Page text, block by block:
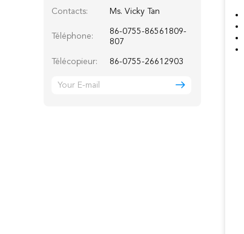
Contacts: Ms. Vicky Tan
Téléphone:
86-0755-86561809-
807
Télécopieur: 86-0755-26612903